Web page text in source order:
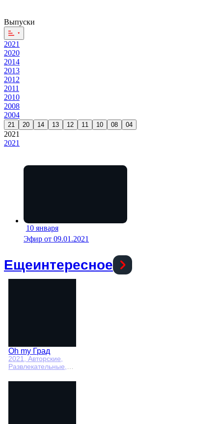
Выпуски
2021
2020
2014
2013
2012
2011
2010
2008
2004
21 20 14 13 12 11 10 08 04
2021
2021
10 января
Эфир от 09.01.2021
Ещеинтересное
Oh my Град
2021
, Авторские,
Развлекательные,